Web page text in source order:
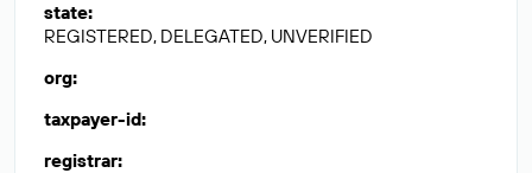
state:
REGISTERED, DELEGATED, UNVERIFIED
org:
taxpayer-id:
registrar: